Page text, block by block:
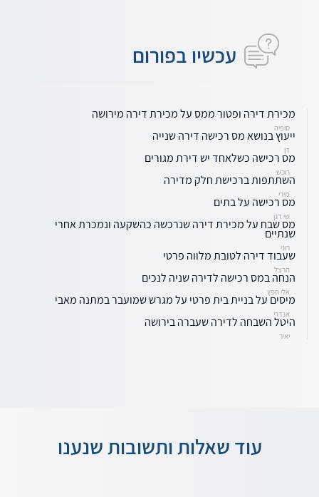
עכשיו בפורום
מכירת דירה ופטור ממס על מכירת דירה מירושה
סופיה
ייעוץ בנושא מס רכישה דירה שנייה
דן
מס רכישה כשלאחד יש דירת מגורים
רוכש
השתתפות ברכישת חלק מדירה
מירי
מס רכישה על בתים
שי דגן
מס שבח על מכירת דירה שנרכשה כהשקעה ונמכרת אחרי
שנתיים
רוני
שעבוד דירה לטובת מלווה פרטי
הרצל
הנחה במס רכישה לדירה שניה לנכים
אלי חפץ
מיסים על בניית בית פרטי על מגרש שמועבר במתנה מאבי
אנדרי
היטל השבחה לדירה שעברה בירושה
יאיר
עוד שאלות ותשובות שנענו